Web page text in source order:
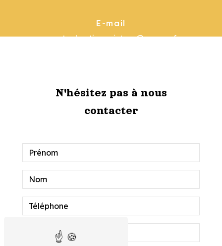
E-mail
garat.sebastienpeinture@orange.fr
N'hésitez pas à nous
contacter